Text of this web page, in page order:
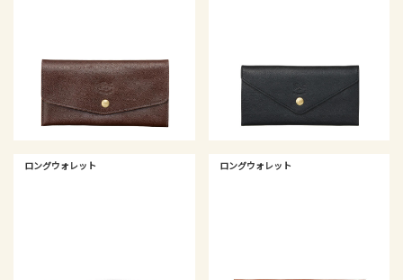
ロングウォレット ロングウォレット